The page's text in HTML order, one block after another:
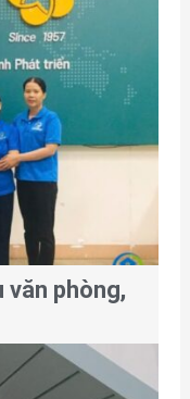
văn phòng,